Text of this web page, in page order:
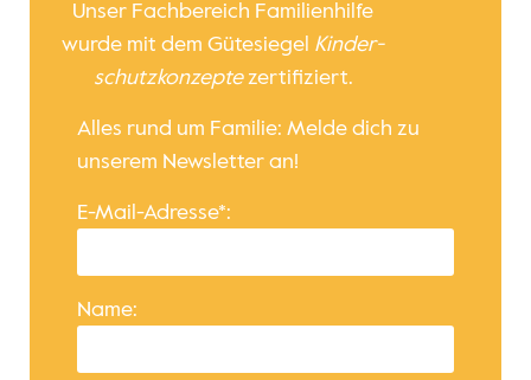
Unser Fachbereich Familienhilfe
wurde mit dem Gütesiegel Kinder­
schutz­konzeptezertifiziert.
Alles rund um Familie: Melde dich zu
unserem Newsletter an!
E-Mail-Adresse*:
Name: